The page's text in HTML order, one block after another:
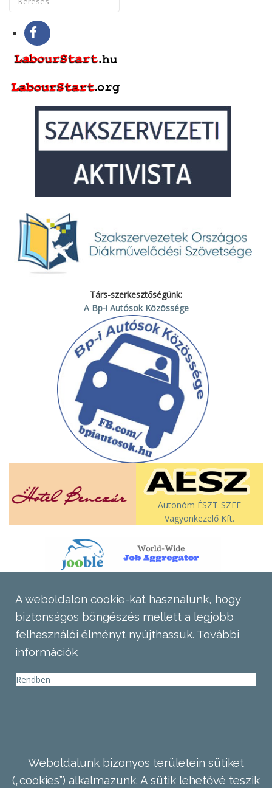
Társ-szerkesztőségünk:
A Bp-i Autósok Közössége
Autonóm ÉSZT-SZEF
Vagyonkezelő Kft.
A weboldalon cookie-kat használunk, hogy
biztonságos böngészés mellett a legjobb
felhasználói élményt nyújthassuk. További
információk
Rendben
Weboldalunk bizonyos területein sütiket
(„cookies”) alkalmazunk. A sütik lehetővé teszik